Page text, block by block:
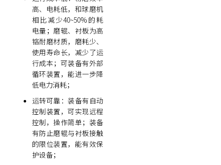
高、电耗低，和球磨机
相比减少40~50%的耗
电量；磨辊、衬板为高
铬耐磨材质，磨耗少、
使用寿命长，减少了运
行成本；可装备有外部
循环装置，能进一步降
低电力消耗；
运转可靠：装备有自动
控制装置，可实现远程
控制，操作简单；装备
有防止磨辊与衬板接触
的限位装置，能有效保
护设备；